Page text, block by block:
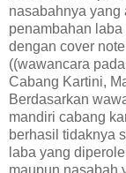
nasabahnya yang
penambahan
dengan cover
((wawancara
Cabang Kartini,
Berdasarkan
mandiri cabang
berhasil tidaknya
laba yang
maupun nasabah